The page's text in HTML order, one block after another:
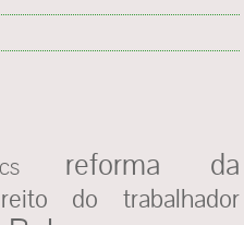
reforma da
do trabalhador